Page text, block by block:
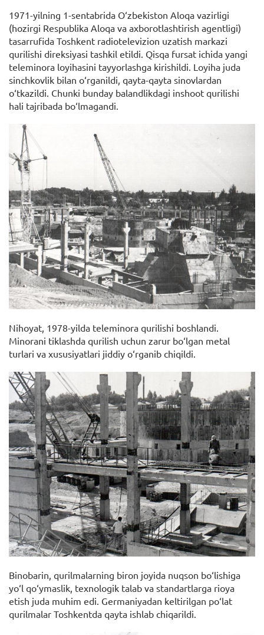
1971-yilning 1-sentabrida O‘zbekiston Aloqa vazirligi
(hozirgi Respublika Aloqa va axborotlashtirish agentligi)
tasarrufida Toshkent radiotelevizion uzatish markazi
qurilishi direksiyasi tashkil etildi. Qisqa fursat ichida yangi
teleminora loyihasini tayyorlashga kirishildi. Loyiha juda
sinchkovlik bilan o‘rganildi, qayta-qayta sinovlardan
o‘tkazildi. Chunki bunday balandlikdagi inshoot qurilishi
hali tajribada bo‘lmagandi.
Nihoyat, 1978-yilda teleminora qurilishi boshlandi.
Minorani tiklashda qurilish uchun zarur bo‘lgan metal
turlari va xususiyatlari jiddiy o‘rganib chiqildi.
Binobarin, qurilmalarning biron joyida nuqson bo‘lishiga
yo‘l qo‘ymaslik, texnologik talab va standartlarga rioya
etish juda muhim edi. Germaniyadan keltirilgan po‘lat
qurilmalar Toshkentda qayta ishlab chiqarildi.